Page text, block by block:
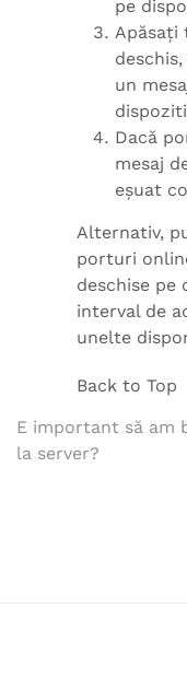
pe
Apăsați
un
Dacă
mesaj
eșuat
Alternativ,
porturi
deschise pe
interval de
unelte
Back to Top
Navigare
E important să am
la server?